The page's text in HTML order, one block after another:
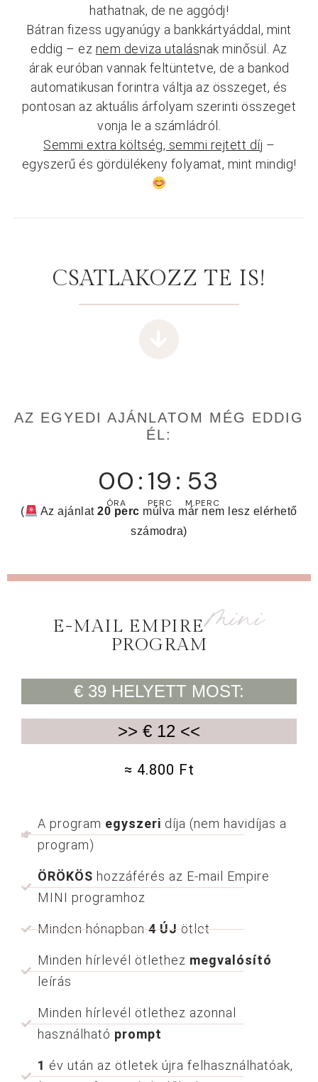
hathatnak, de ne aggódj!
Bátran fizess ugyanúgy a bankkártyáddal, mint
eddig – ez nem deviza utalásnak minősül. Az
árak euróban vannak feltüntetve, de a bankod
automatikusan forintra váltja az összeget, és
pontosan az aktuális árfolyam szerinti összeget
vonja le a számládról.
Semmi extra költség, semmi rejtett díj –
egyszerű és gördülékeny folyamat, mint mindig!
CSATLAKOZZ TE IS!
AZ EGYEDI AJÁNLATOM MÉG EDDIG
ÉL:
00
ÓRA
:19
PERC
: 52
M.PERC
( Az ajánlat20 perc múlva már nem lesz elérhető
számodra)
E-MAIL EMPIREmini
PROGRAM
€ 39 HELYETT MOST:
>> € 12 <<
≈ 4.800 Ft
A program egyszeri díja (nem havidíjas a
program)
ÖRÖKÖS hozzáférés az E-mail Empire
MINI programhoz
Minden hónapban4 ÚJötlet
Minden hírlevél ötlethez megvalósító
leírás
Minden hírlevél ötlethez azonnal
használható prompt
1 év után az ötletek újra felhasználhatóak,